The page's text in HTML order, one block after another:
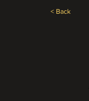
< Back